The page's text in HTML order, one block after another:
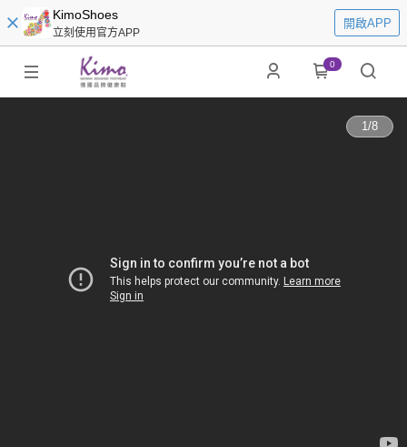
KimoShoes
立刻使用官方APP
開啟APP
0
1/8